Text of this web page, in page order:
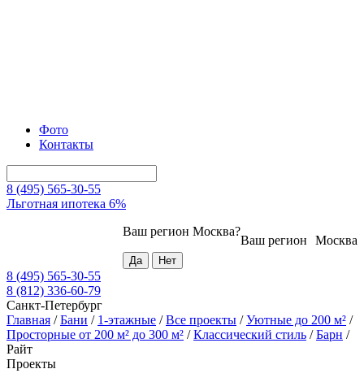
Фото
Контакты
8 (495) 565-30-55
Льготная ипотека 6%
Москва
Ваш регион
Ваш регион Москва?
8 (495) 565-30-55
8 (812) 336-60-79
Санкт-Петербург
Главная /Бани / 1-этажные /Все проекты /Уютные до 200 м² /
Просторные от 200 м² до 300 м² /Классический стиль /Барн /
Райт
Проекты